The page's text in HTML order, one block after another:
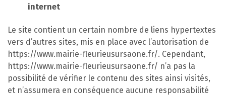
internet
Le site contient un certain nombre de liens hypertextes
vers d’autres sites, mis en place avec l’autorisation de
https://www.mairie-fleurieusursaone.fr/. Cependant,
https://www.mairie-fleurieusursaone.fr/ n’a pas la
possibilité de vérifier le contenu des sites ainsi visités,
et n’assumera en conséquence aucune responsabilité